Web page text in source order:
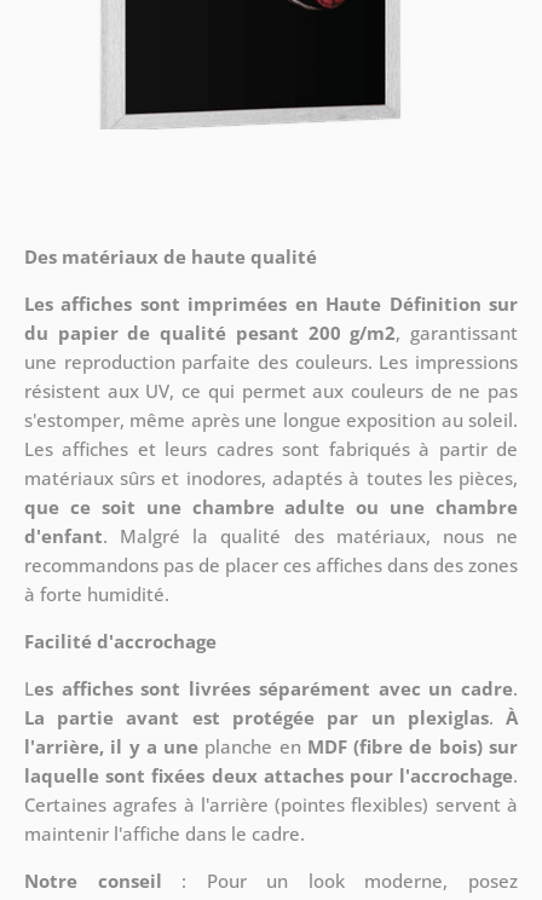
Des matériaux de haute qualité
Les affiches sont imprimées en Haute Définition sur
du papier de qualité pesant 200 g/m2, garantissant
une reproduction parfaite des couleurs. Les impressions
résistent aux UV, ce qui permet aux couleurs de ne pas
s'estomper, même après une longue exposition au soleil.
Les affiches et leurs cadres sont fabriqués à partir de
matériaux sûrs et inodores, adaptés à toutes les pièces,
que ce soit une chambre adulte ou une chambre
d'enfant. Malgré la qualité des matériaux, nous ne
recommandons pas de placer ces affiches dans des zones
à forte humidité.
Facilité d'accrochage
Les affiches sont livrées séparément avec un cadre.
La partie avant est protégée par un plexiglas.À
l'arrière, il y a une planche en MDF (fibre de bois) sur
laquelle sont fixées deux attaches pour l'accrochage.
Certaines agrafes à l'arrière (pointes flexibles) servent à
maintenir l'affiche dans le cadre.
Notre conseil : Pour un look moderne, posez